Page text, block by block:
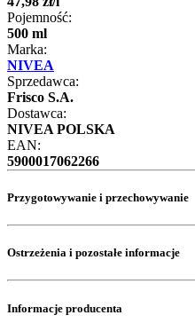
Pojemność:
500 ml
Marka:
NIVEA
Sprzedawca:
Frisco S.A.
Dostawca:
NIVEA POLSKA
EAN:
5900017062266
Przygotowywanie i przechowywanie
Ostrzeżenia i pozostałe informacje
Informacje producenta